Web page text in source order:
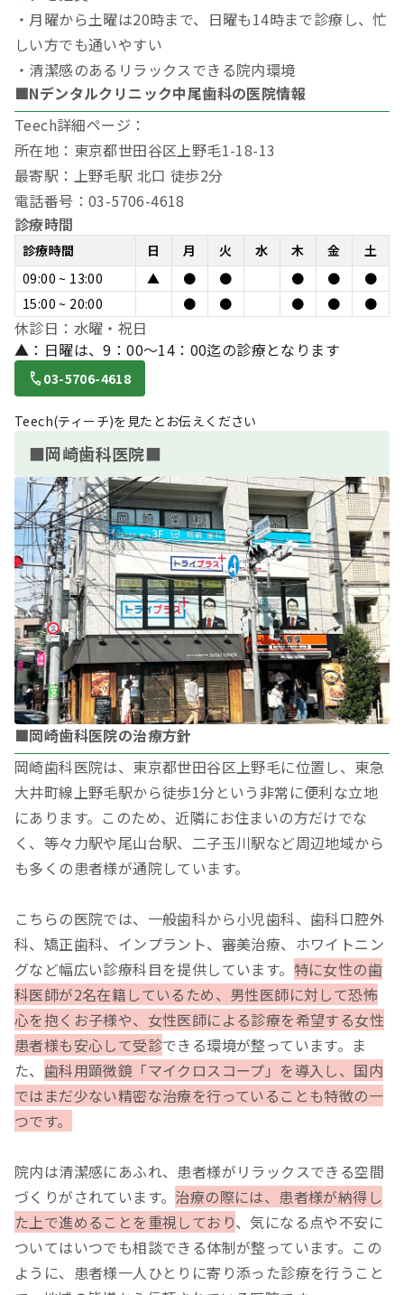
・月曜から土曜は20時まで、日曜も14時まで診療し、忙
しい方でも通いやすい
・清潔感のあるリラックスできる院内環境
■Nデンタルクリニック中尾歯科の医院情報
Teech詳細ページ：
所在地：東京都世田谷区上野毛1-18-13
最寄駅：上野毛駅 北口 徒歩2分
電話番号：03-5706-4618
診療時間
診療時間 日 月 火 水 木 金
土
09:00 ~ 13:00
▲ ● ● ● ●
●
15:00 ~ 20:00
● ● ● ● ●
休診日：水曜・祝日
▲：日曜は、9：00～14：00迄の診療となります
03-5706-4618
Teech(ティーチ)を見たとお伝えください
■岡崎歯科医院■
■岡崎歯科医院の治療方針
岡崎歯科医院は、東京都世田谷区上野毛に位置し、東急
大井町線上野毛駅から徒歩1分という非常に便利な立地
にあります。このため、近隣にお住まいの方だけでな
く、等々力駅や尾山台駅、二子玉川駅など周辺地域から
も多くの患者様が通院しています。
こちらの医院では、一般歯科から小児歯科、歯科口腔外
科、矯正歯科、インプラント、審美治療、ホワイトニン
グなど幅広い診療科目を提供しています。 特に女性の歯
科医師が2名在籍しているため、男性医師に対して恐怖
心を抱くお子様や、女性医師による診療を希望する女性
患者様も安心して受診できる環境が整っています。ま
た、 歯科用顕微鏡「マイクロスコープ」を導入し、国内
ではまだ少ない精密な治療を行っていることも特徴の一
つです。
院内は清潔感にあふれ、患者様がリラックスできる空間
づくりがされています。 治療の際には、患者様が納得し
た上で進めることを重視しており、気になる点や不安に
ついてはいつでも相談できる体制が整っています。この
ように、患者様一人ひとりに寄り添った診療を行うこと